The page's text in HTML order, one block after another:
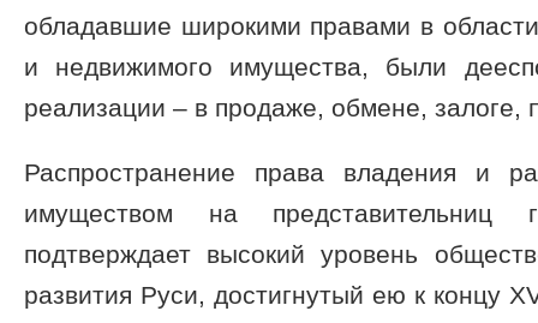
обладавшие широкими правами в
и недвижимого имущества, были
реализации – в продаже, обмене, залоге,
Распространение права владения и
имуществом на представительниц
подтверждает высокий уровень
развития Руси, достигнутый ею к концу